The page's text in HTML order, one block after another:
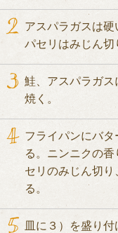
アスパラガスは
パセリはみじん切
鮭、アスパラガ
焼く。
フライパンにバ
る。ニンニクの
セリのみじん切り
る。
皿に３）を盛り付